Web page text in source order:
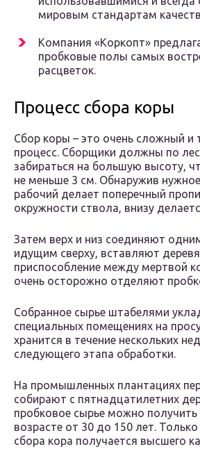
мировым стандартам
Компания «Коркопт»
пробковые полы самых
расцветок.
Процесс сбора коры
Сбор коры – это очень сложный и
процесс. Сборщики должны по
забираться на большую высоту,
не меньше 3 см. Обнаружив
рабочий делает поперечный
окружности ствола, внизу
Затем верх и низ соединяют
идущим сверху, вставляют
приспособление между мертвой
очень осторожно отделяют
Собранное сырье штабелями
специальных помещениях на
хранится в течение нескольких
следующего этапа обработки.
На промышленных плантациях
собирают с пятнадцатилетних
пробковое сырье можно получить
возрасте от 30 до 150 лет. Только
сбора кора получается высшего